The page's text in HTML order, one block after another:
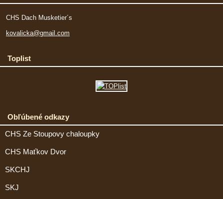
CHS Dach Musketier´s
kovalicka@gmail.com
Toplist
Obľúbené odkazy
CHS Ze Stoupovy chaloupky
CHS Maťkov Dvor
SKCHJ
SKJ